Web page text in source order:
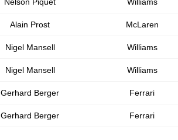
Alain Prost McLaren
Nigel Mansell Williams
Nigel Mansell Williams
Gerhard Berger Ferrari
Gerhard Berger Ferrari